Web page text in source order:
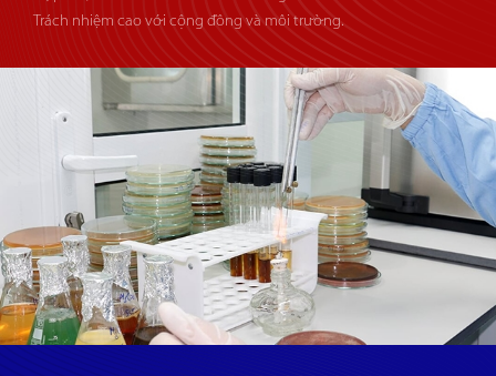
Trách nhiệm cao với cộng đồng và môi trường.